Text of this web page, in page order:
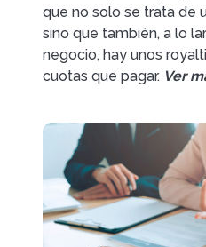
que no solo se trata de
sino que también, a lo
negocio, hay unos
cuotas que pagar. Ver